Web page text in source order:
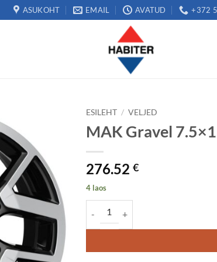
ASUKOHT EMAIL AVATUD +372
ESILEHT / VELJED
MAK Gravel
276.52 €
4 laos